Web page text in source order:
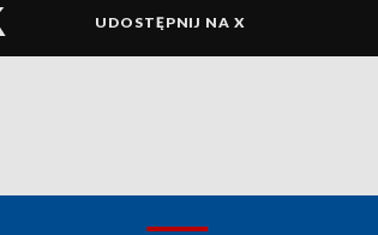
UDOSTĘPNIJ NA X